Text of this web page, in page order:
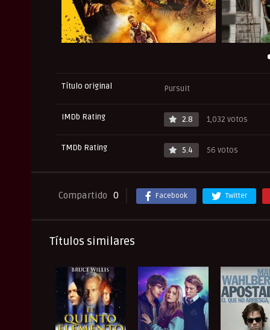
Título original Pursuit
IMDb Rating 2.8 1,032 votos
TMDb Rating 5.4 56 votos
Compartido 0 Facebook Twitter
Títulos similares